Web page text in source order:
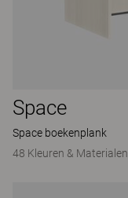
Space
Space boekenplank
48 Kleuren & Materialen